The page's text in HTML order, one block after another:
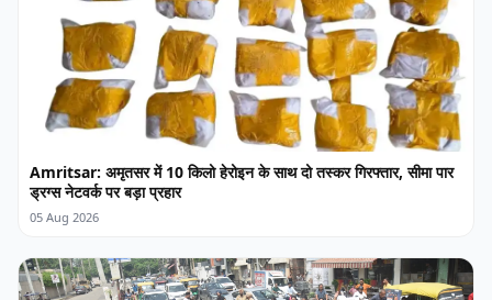
Amritsar: अमृतसर में 10 किलो हेरोइन के साथ दो तस्कर गिरफ्तार, सीमा पार
ड्रग्स नेटवर्क पर बड़ा प्रहार
05 Aug 2026